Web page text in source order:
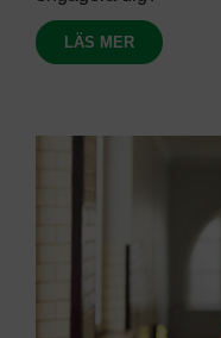
LÄS MER